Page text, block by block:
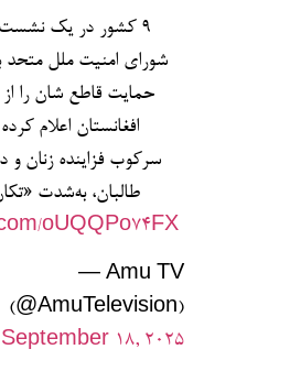
۹ کشور در یک
شورای امنیت ملل متحد
حمایت قاطع شان را از
افغانستان اعلام
سرکوب فزاینده زنان و
طالبان، به‌شدت
oUQQPo74FX
— Amu TV
(@AmuTelevision)
September 18, 2025